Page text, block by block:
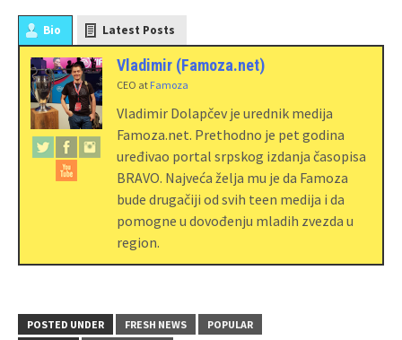
Bio Latest Posts
Vladimir (Famoza.net)
CEO at Famoza
Vladimir Dolapčev je urednik medija
Famoza.net. Prethodno je pet godina
uređivao portal srpskog izdanja časopisa
BRAVO. Najveća želja mu je da Famoza
bude drugačiji od svih teen medija i da
pomogne u dovođenju mladih zvezda u
region.
POSTED UNDER FRESH NEWS
POPULAR